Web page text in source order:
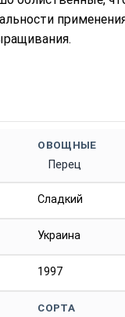
ОВОЩНЫЕ
Перец
Сладкий
Украина
1997
СОРТА